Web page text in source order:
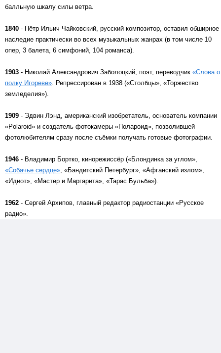
балльную шкалу силы ветра.
1840 - Пётр Ильич Чайковский, русский композитор, оставил обширное
наследие практически во всех музыкальных жанрах (в том числе 10
опер, 3 балета, 6 симфоний, 104 романса).
1903 - Николай Александрович Заболоцкий, поэт, переводчик «Слова о
полку Игореве» . Репрессирован в 1938 («Столбцы», «Торжество
земледелия»).
1909 - Эдвин Лэнд, американский изобретатель, основатель компании
«Polaroid» и создатель фотокамеры «Полароид», позволившей
фотолюбителям сразу после съёмки получать готовые фотографии.
1946 - Владимир Бортко, кинорежиссёр («Блондинка за углом»,
«Собачье сердце» , «Бандитский Петербург», «Афганский излом»,
«Идиот», «Мастер и Маргарита», «Тарас Бульба»).
1962 - Сергей Архипов, главный редактор радиостанции «Русское
радио».